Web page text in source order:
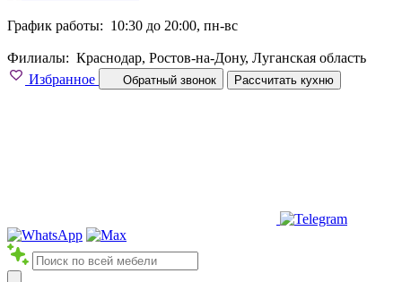
График работы: 10:30 до 20:00, пн-вс
Филиалы: Краснодар, Ростов-на-Дону, Луганская область
Избранное
Обратный звонок Рассчитать кухню